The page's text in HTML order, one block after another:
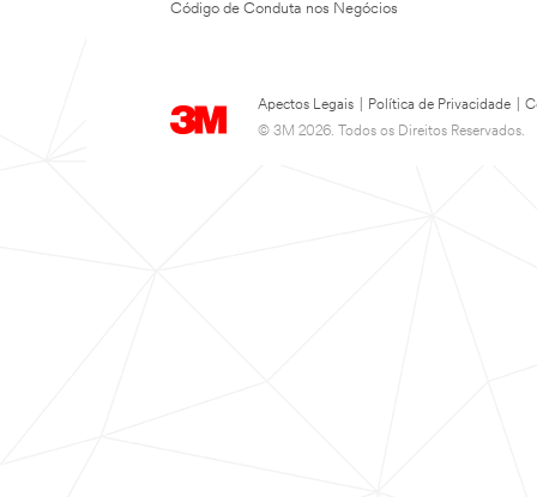
Código de Conduta nos Negócios
Apectos Legais Política de Privacidade
© 3M 2026. Todos os Direitos Reservados.